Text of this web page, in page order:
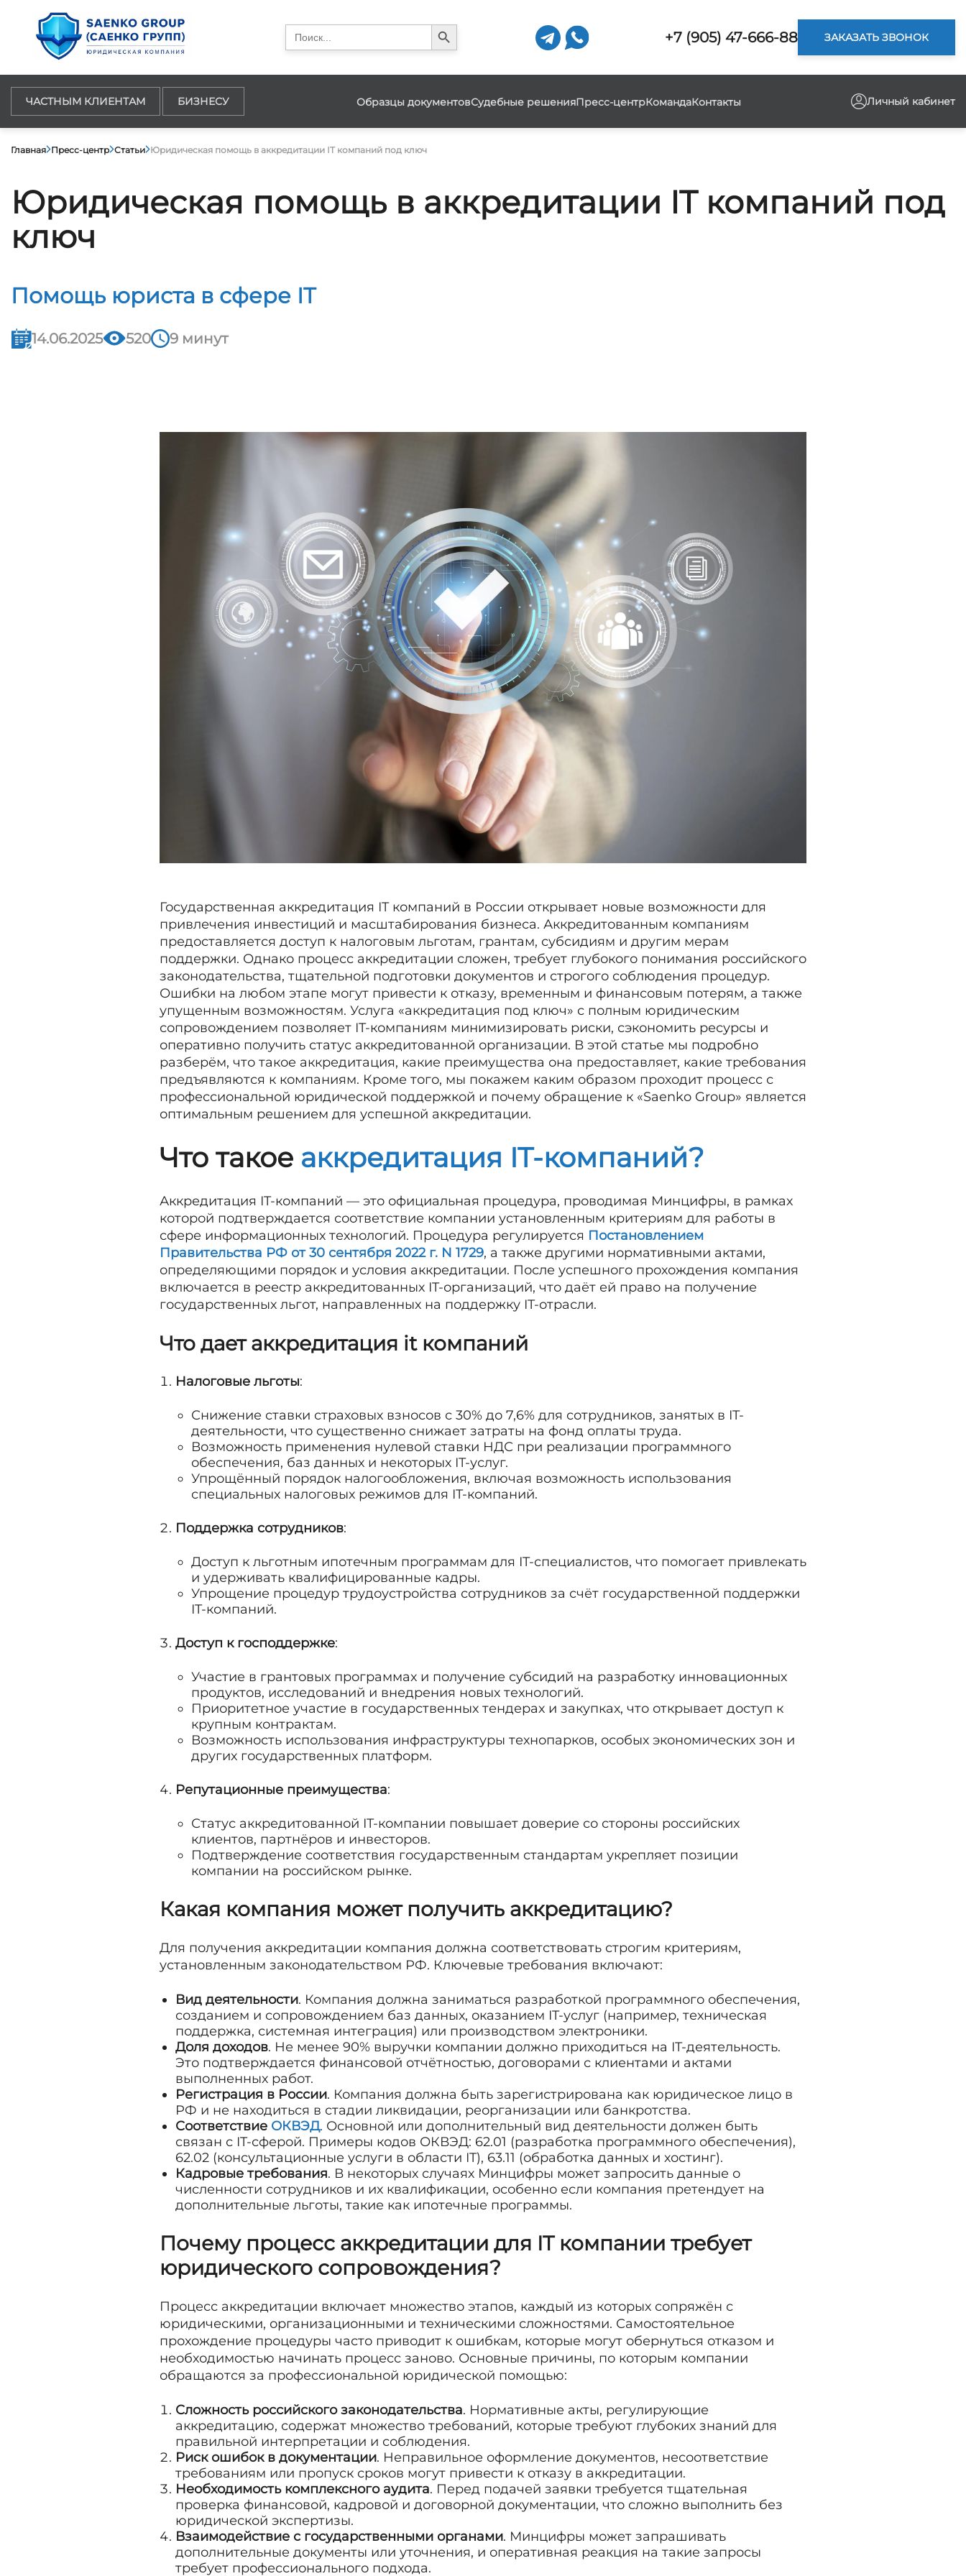
Search
for:
Search Button
+7 (905) 47-666-88 ЗАКАЗАТЬ ЗВОНОК
ЧАСТНЫМ КЛИЕНТАМ БИЗНЕСУ Образцы документовСудебные решенияПресс-центрКомандаКонтакты Личный кабинет
Главная Пресс-центр Статьи Юридическая помощь в аккредитации IT компаний под ключ
Юридическая помощь в аккредитации IT компаний под
ключ
Помощь юриста в сфере IT
14.06.2025 520 9 минут
Государственная аккредитация IT компаний в России открывает новые возможности для
привлечения инвестиций и масштабирования бизнеса. Аккредитованным компаниям
предоставляется доступ к налоговым льготам, грантам, субсидиям и другим мерам
поддержки. Однако процесс аккредитации сложен, требует глубокого понимания российского
законодательства, тщательной подготовки документов и строгого соблюдения процедур.
Ошибки на любом этапе могут привести к отказу, временным и финансовым потерям, а также
упущенным возможностям. Услуга «аккредитация под ключ» с полным юридическим
сопровождением позволяет IT-компаниям минимизировать риски, сэкономить ресурсы и
оперативно получить статус аккредитованной организации. В этой статье мы подробно
разберём, что такое аккредитация, какие преимущества она предоставляет, какие требования
предъявляются к компаниям. Кроме того, мы покажем каким образом проходит процесс с
профессиональной юридической поддержкой и почему обращение к «Saenko Group» является
оптимальным решением для успешной аккредитации.
Что такое аккредитация IT-компаний?
Аккредитация IT-компаний — это официальная процедура, проводимая Минцифры, в рамках
которой подтверждается соответствие компании установленным критериям для работы в
сфере информационных технологий. Процедура регулируется Постановлением
Правительства РФ от 30 сентября 2022 г. N 1729, а также другими нормативными актами,
определяющими порядок и условия аккредитации. После успешного прохождения компания
включается в реестр аккредитованных IT-организаций, что даёт ей право на получение
государственных льгот, направленных на поддержку IT-отрасли.
Что дает аккредитация it компаний
Налоговые льготы:
Снижение ставки страховых взносов с 30% до 7,6% для сотрудников, занятых в IT-
деятельности, что существенно снижает затраты на фонд оплаты труда.
Возможность применения нулевой ставки НДС при реализации программного
обеспечения, баз данных и некоторых IT-услуг.
Упрощённый порядок налогообложения, включая возможность использования
специальных налоговых режимов для IT-компаний.
Поддержка сотрудников:
Доступ к льготным ипотечным программам для IT-специалистов, что помогает привлекать
и удерживать квалифицированные кадры.
Упрощение процедур трудоустройства сотрудников за счёт государственной поддержки
IT-компаний.
Доступ к господдержке:
Участие в грантовых программах и получение субсидий на разработку инновационных
продуктов, исследований и внедрения новых технологий.
Приоритетное участие в государственных тендерах и закупках, что открывает доступ к
крупным контрактам.
Возможность использования инфраструктуры технопарков, особых экономических зон и
других государственных платформ.
Репутационные преимущества:
Статус аккредитованной IT-компании повышает доверие со стороны российских
клиентов, партнёров и инвесторов.
Подтверждение соответствия государственным стандартам укрепляет позиции
компании на российском рынке.
Какая компания может получить аккредитацию?
Для получения аккредитации компания должна соответствовать строгим критериям,
установленным законодательством РФ. Ключевые требования включают:
Вид деятельности. Компания должна заниматься разработкой программного обеспечения,
созданием и сопровождением баз данных, оказанием IT-услуг (например, техническая
поддержка, системная интеграция) или производством электроники.
Доля доходов. Не менее 90% выручки компании должно приходиться на IT-деятельность.
Это подтверждается финансовой отчётностью, договорами с клиентами и актами
выполненных работ.
Регистрация в России. Компания должна быть зарегистрирована как юридическое лицо в
РФ и не находиться в стадии ликвидации, реорганизации или банкротства.
Соответствие ОКВЭД. Основной или дополнительный вид деятельности должен быть
связан с IT-сферой. Примеры кодов ОКВЭД: 62.01 (разработка программного обеспечения),
62.02 (консультационные услуги в области IT), 63.11 (обработка данных и хостинг).
Кадровые требования. В некоторых случаях Минцифры может запросить данные о
численности сотрудников и их квалификации, особенно если компания претендует на
дополнительные льготы, такие как ипотечные программы.
Почему процесс аккредитации для IT компании требует
юридического сопровождения?
Процесс аккредитации включает множество этапов, каждый из которых сопряжён с
юридическими, организационными и техническими сложностями. Самостоятельное
прохождение процедуры часто приводит к ошибкам, которые могут обернуться отказом и
необходимостью начинать процесс заново. Основные причины, по которым компании
обращаются за профессиональной юридической помощью:
Сложность российского законодательства. Нормативные акты, регулирующие
аккредитацию, содержат множество требований, которые требуют глубоких знаний для
правильной интерпретации и соблюдения.
Риск ошибок в документации. Неправильное оформление документов, несоответствие
требованиям или пропуск сроков могут привести к отказу в аккредитации.
Необходимость комплексного аудита. Перед подачей заявки требуется тщательная
проверка финансовой, кадровой и договорной документации, что сложно выполнить без
юридической экспертизы.
Взаимодействие с государственными органами. Минцифры может запрашивать
дополнительные документы или уточнения, и оперативная реакция на такие запросы
требует профессионального подхода.